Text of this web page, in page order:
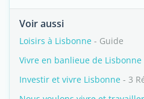
Voir aussi
Loisirs à Lisbonne - Guide
Vivre en banlieue de Lisbonne
Investir et vivre Lisbonne - 3